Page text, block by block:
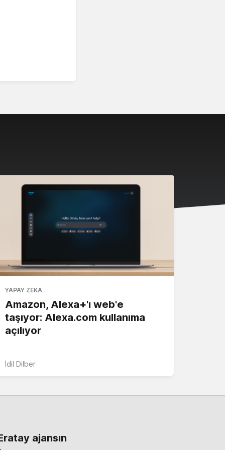
YAPAY ZEKA
Amazon, Alexa+'ı web'e
taşıyor: Alexa.com kullanıma
açılıyor
İdil Dilber
ajansın